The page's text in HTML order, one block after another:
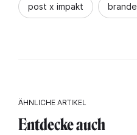
post x impakt
ÄHNLICHE ARTIKEL
Entdecke auch